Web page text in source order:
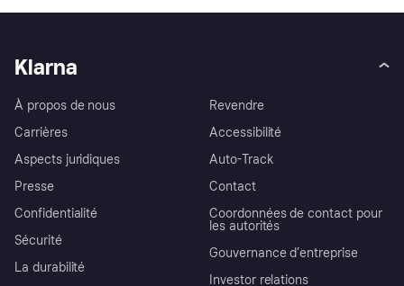
Klarna
À propos de nous
Carrières
Aspects juridiques
Presse
Confidentialité
Sécurité
La durabilité
Revendre
Accessibilité
Auto-Track
Contact
Coordonnées de contact pour
les autorités
Gouvernance d’entreprise
Investor relations